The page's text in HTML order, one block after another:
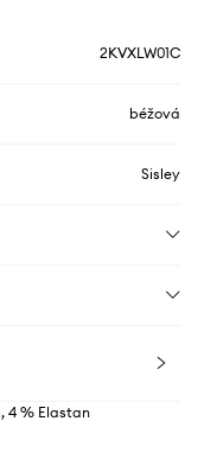
2KVXLW01C
béžová
Sisley
4 % Elastan